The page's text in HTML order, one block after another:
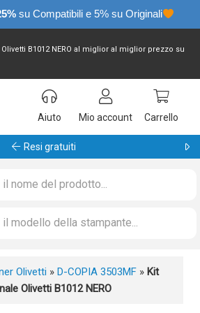
su Compatibili e 5% su Originali
B1012 NERO al miglior al miglior prezzo su
Aiuto
Mio account Carrello
Garanzia 24 mesi
Olivetti » D-COPIA 3503MF » Kit
Olivetti B1012 NERO